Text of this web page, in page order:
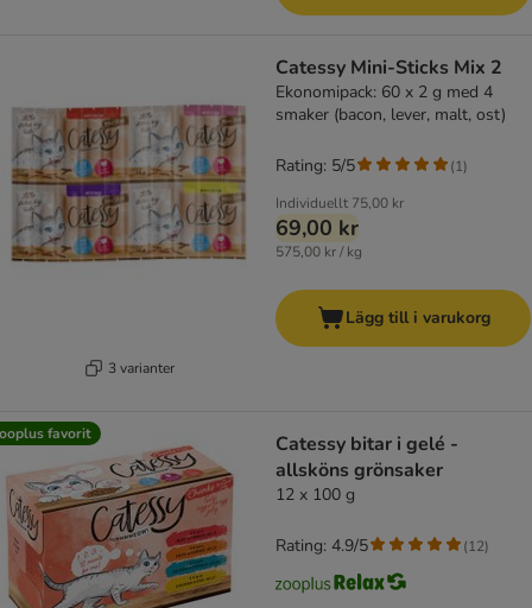
3 varianter
Catessy Mini-Sticks Mix 2
Ekonomipack: 60 x 2 g med 4
smaker (bacon, lever, malt, ost)
Individuellt 75,00 kr
69,00 kr
575,00 kr / kg
Rating: 5/5 (1)
Lägg till i varukorg
favorit
Catessy bitar i gelé -
allsköns grönsaker
12 x 100 g
Rating: 4.9/5 (12)